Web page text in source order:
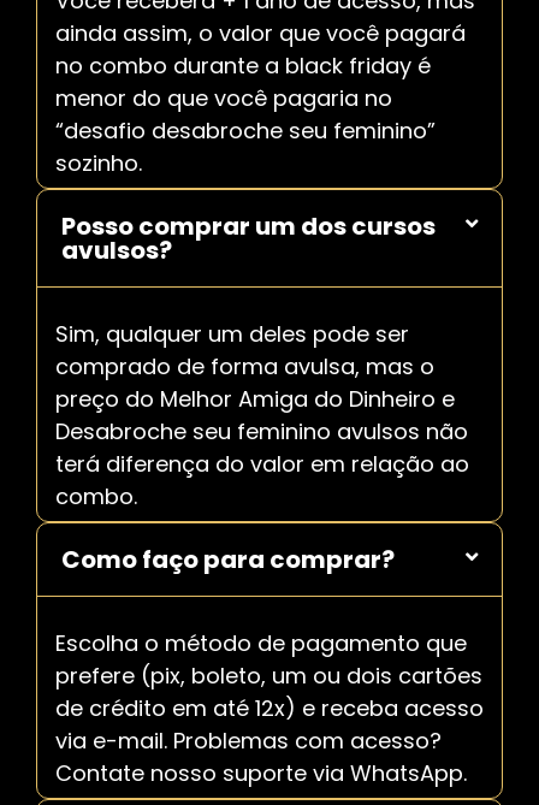
ainda assim, o valor que você pagará
no combo durante a black friday é
menor do que você pagaria no
“desafio desabroche seu feminino”
sozinho.
Posso comprar um dos cursos
avulsos?
Sim, qualquer um deles pode ser
comprado de forma avulsa, mas o
preço do Melhor Amiga do Dinheiro e
Desabroche seu feminino avulsos não
terá diferença do valor em relação ao
combo.
Como faço para comprar?
Escolha o método de pagamento que
prefere (pix, boleto, um ou dois cartões
de crédito em até 12x) e receba acesso
via e-mail. Problemas com acesso?
Contate nosso suporte via WhatsApp.